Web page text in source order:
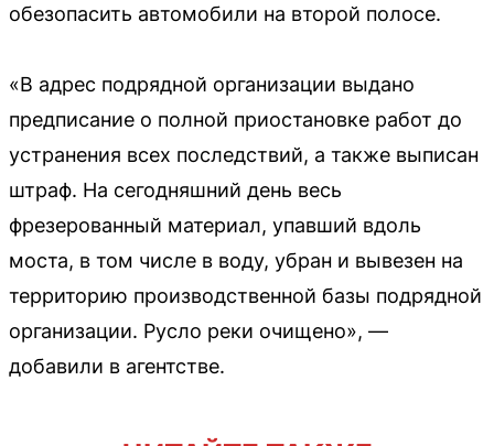
обезопасить автомобили на второй полосе.
«В адрес подрядной организации выдано
предписание о полной приостановке работ до
устранения всех последствий, а также выписан
штраф. На сегодняшний день весь
фрезерованный материал, упавший вдоль
моста, в том числе в воду, убран и вывезен на
территорию производственной базы подрядной
организации. Русло реки очищено», —
добавили в агентстве.